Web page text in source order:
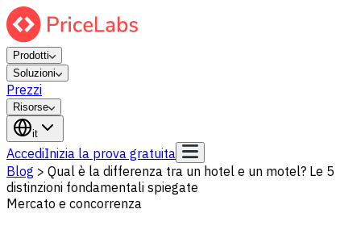
Prodotti
Soluzioni
Prezzi
Risorse
it
AccediInizia la prova gratuita
Blog > Qual è la differenza tra un hotel e un motel? Le 5
distinzioni fondamentali spiegate
Mercato e concorrenza